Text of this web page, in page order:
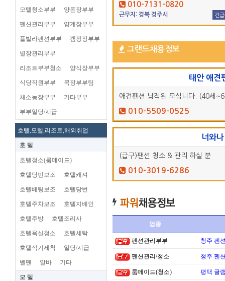
모텔청소부부 양돈장부부
펜션관리부부 양계장부부
플빌라펜션부부 캠핑장부부
별장관리부부
리조트부부청소 양식장부부
식당직원부부 목장부부팀
채소농장부부 기타부부
부부일당/시급
호텔,모텔,리조트,해외취업
호 텔
호텔청소(룸메이드)
호텔당번보조 호텔캐셔
호텔베팅보조 호텔당번
호텔주차보조 호텔지배인
호텔주방 호텔조리사
호텔욕실청소 호텔세탁
호텔식기세척 일당/시급
벨맨 알바 기타
모 텔
010-7131-0820
근무지: 경북 경주시 긴
그랜드채용정보
태안 애견
애견펜션 남직원 모십니다. (40세
010-5509-0525
너와나
(급구)팬션 청소 & 관리 하실 분
010-3019-6286
업종
펜션관리부부 청주 펜
펜션관리/청소 청주 펜
룸메이드(청소) 평택 글